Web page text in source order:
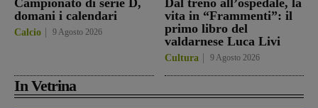
Campionato di serie D,
domani i calendari
Calcio 9 Agosto 2026
Dal treno all’ospedale, la
vita in “Frammenti”: il
primo libro del
valdarnese Luca Livi
Cultura 9 Agosto 2026
In Vetrina